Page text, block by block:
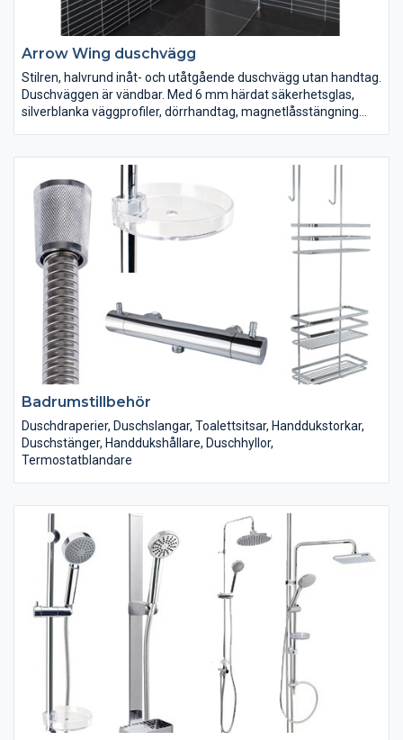
Arrow Wing duschvägg
Stilren, halvrund inåt- och utåtgående duschvägg utan handtag.
Duschväggen är vändbar. Med 6 mm härdat säkerhetsglas,
silverblanka väggprofiler, dörrhandtag, magnetlåsstängning
Badrumstillbehör
Duschdraperier, Duschslangar, Toalettsitsar, Handdukstorkar,
Duschstänger, Handdukshållare, Duschhyllor,
Termostatblandare